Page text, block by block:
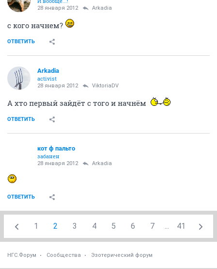
28 января 2012 Arkadia
с кого начнем?
ОТВЕТИТЬ
Arkadia
activist
28 января 2012 ViktoriaDV
А хто первый зайдёт с того и начнём
ОТВЕТИТЬ
кот ф пальто
забанен
28 января 2012 Arkadia
ОТВЕТИТЬ
1 2 3 4 5 6 7 ... 41
НГС.Форум Сообщества Эзотерический форум